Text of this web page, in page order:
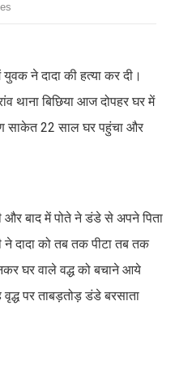
ने दादा की हत्या कर दी।
थाना बिछिया आज दोपहर घर में
साकेत 22 साल घर पहुंचा और
और बाद में पोते ने डंडे से अपने पिता
ने दादा को तब तक पीटा तब तक
घर वाले वद्ध को बचाने आये
पर ताबड़तोड़ डंडे बरसाता